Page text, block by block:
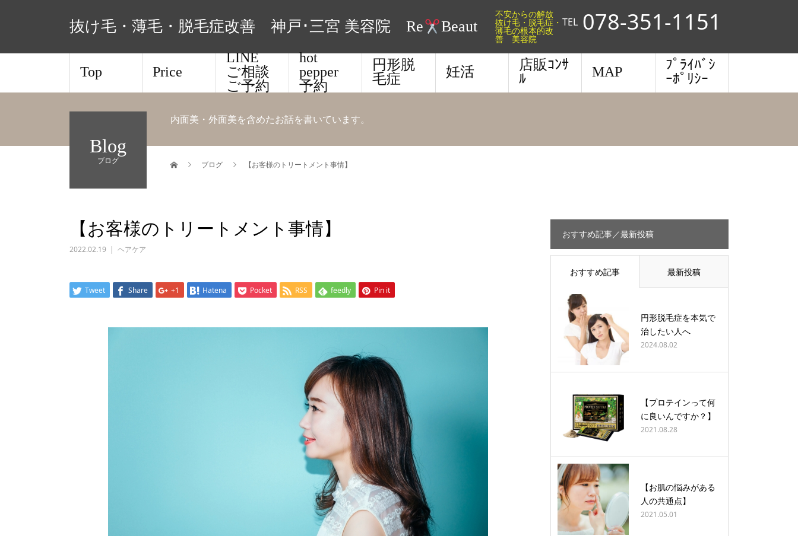
抜け毛・薄毛・脱毛症改善 神戸･三宮 美容院 Re Beaut
不安からの解放
抜け毛・脱毛症・
薄毛の根本的改
善 美容院
TEL 078-351-1151
Top Price
LINE
ご相談
ご予約
hot
pepper
予約
円形脱
毛症
妊活
店販ｺﾝｻ
ﾙ
MAP
ﾌﾟﾗｲﾊﾞｼ
ｰﾎﾟﾘｼｰ
Blog
ブログ
内面美・外面美を含めたお話を書いています。
ブログ 【お客様のトリートメント事情】
【お客様のトリートメント事情】
2022.02.19 ヘアケア
Tweet Share +1 Hatena Pocket RSS feedly Pin it
おすすめ記事／最新投稿
おすすめ記事 最新投稿
円形脱毛症を本気で
治したい人へ
2024.08.02
【プロテインって何
に良いんですか？】
2021.08.28
【お肌の悩みがある
人の共通点】
2021.05.01